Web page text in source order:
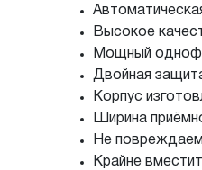
Высокое
Мощный
Двойная
Корпус
Ширина
Не
Крайне